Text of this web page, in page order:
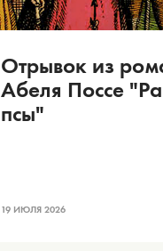
Отрывок из
Абеля Поссе
псы"
19 ИЮЛЯ 2026